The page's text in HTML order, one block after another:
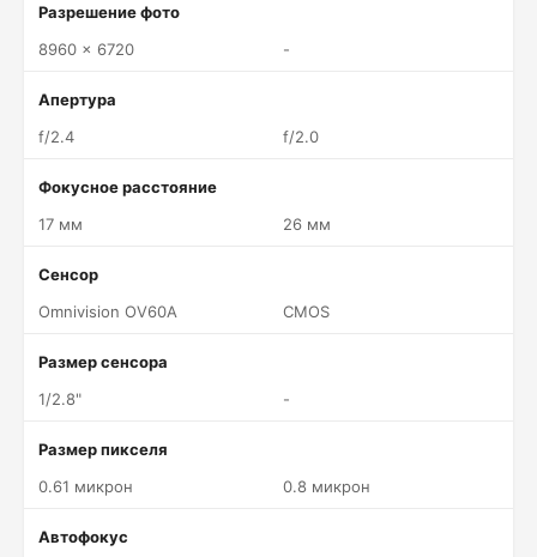
Разрешение фото
8960 x 6720
-
Апертура
f/2.4
f/2.0
Фокусное расстояние
17 мм
26 мм
Сенсор
Omnivision OV60A
CMOS
Размер сенсора
1/2.8"
-
Размер пикселя
0.61 микрон
0.8 микрон
Автофокус